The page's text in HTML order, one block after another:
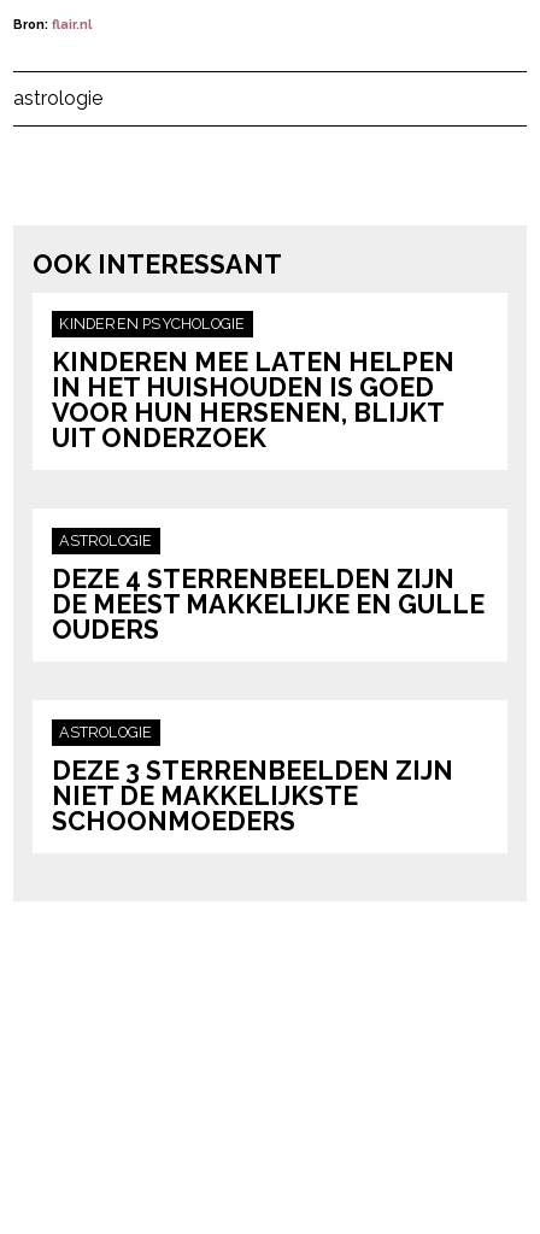
Bron:flair.nl
Post Views: 409
astrologie
OOK INTERESSANT
KINDEREN PSYCHOLOGIE
KINDEREN MEE LATEN HELPEN
IN HET HUISHOUDEN IS GOED
VOOR HUN HERSENEN, BLIJKT
UIT ONDERZOEK
ASTROLOGIE
DEZE 4 STERRENBEELDEN ZIJN
DE MEEST MAKKELIJKE EN GULLE
OUDERS
ASTROLOGIE
DEZE 3 STERRENBEELDEN ZIJN
NIET DE MAKKELIJKSTE
SCHOONMOEDERS